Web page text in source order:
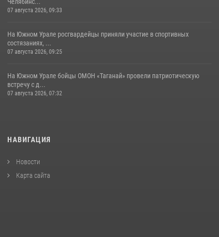
Челябинс...
07 августа 2026, 09:33
На Южном Урале росгвардейцы приняли участие в спортивных
состязаниях, ...
07 августа 2026, 09:25
На Южном Урале бойцы ОМОН «Таганай» провели патриотическую
встречу с д...
07 августа 2026, 07:32
НАВИГАЦИЯ
Новости
Карта сайта